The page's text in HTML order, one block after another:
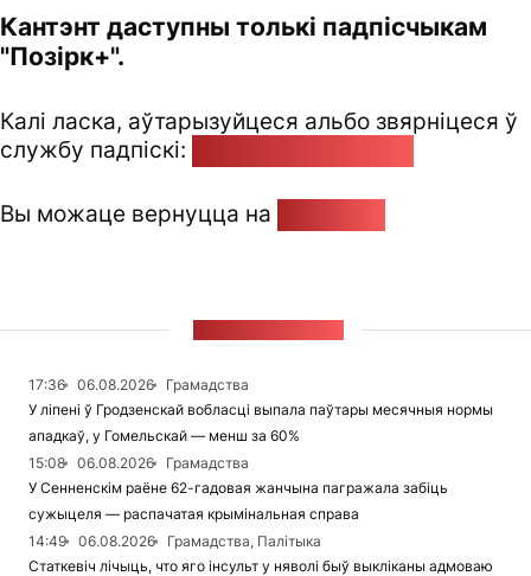
Кантэнт даступны толькі падпісчыкам
"Позірк+".
Калі ласка, аўтарызуйцеся альбо звярніцеся ў
службу падпіскі:
Вы можаце вернуцца на
17:36 06.08.2026
Грамадства
У ліпені ў Гродзенскай вобласці выпала паўтары месячныя нормы
ападкаў, у Гомельскай — менш за 60%
15:08
06.08.2026
Грамадства
У Сенненскім раёне 62-гадовая жанчына пагражала забіць
сужыцеля — распачатая крымінальная справа
14:49
06.08.2026
Грамадства, Палітыка
Статкевіч лічыць, что яго інсульт у няволі быў выкліканы адмоваю